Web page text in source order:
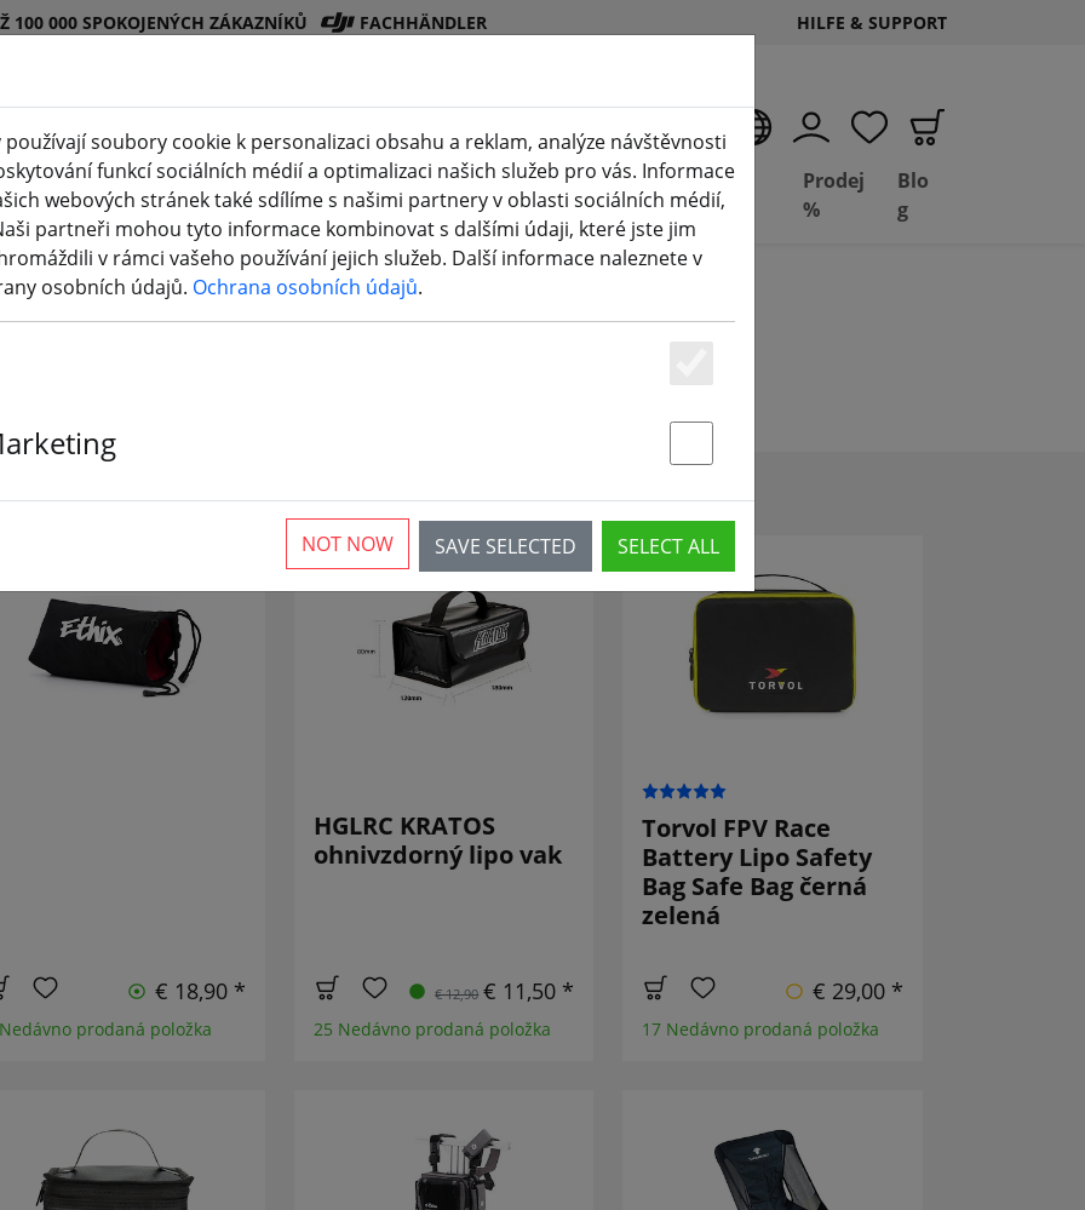
100 000 SPOKOJENÝCH ZÁKAZNÍKŮ FACHHÄNDLER HILFE & SUPPORT
Obchod
DJI
Bateri
e
Vrtul
e
Příslušenstv
í(aktuelle Seite)
3D
tisk
Deal
Depot
Basil
FPV
Prodej
%
Blo
g
€ 18,90 *
prodaná položka
SNÍŽENO!
HGLRC KRATOS
ohnivzdorný lipo vak
€ 12,90 € 11,50 *
25 Nedávno prodaná položka
Torvol FPV Race
Battery Lipo Safety
Bag Safe Bag černá
zelená
€ 29,00 *
17 Nedávno prodaná položka
soubory cookie k personalizaci obsahu a reklam, analýze návštěvnosti
funkcí sociálních médií a optimalizaci našich služeb pro vás. Informace
webových stránek také sdílíme s našimi partnery v oblasti sociálních médií,
partneři mohou tyto informace kombinovat s dalšími údaji, které jste jim
v rámci vašeho používání jejich služeb. Další informace naleznete v
osobních údajů. Ochrana osobních údajů.
SAVE SELECTED SELECT ALL
NOT NOW